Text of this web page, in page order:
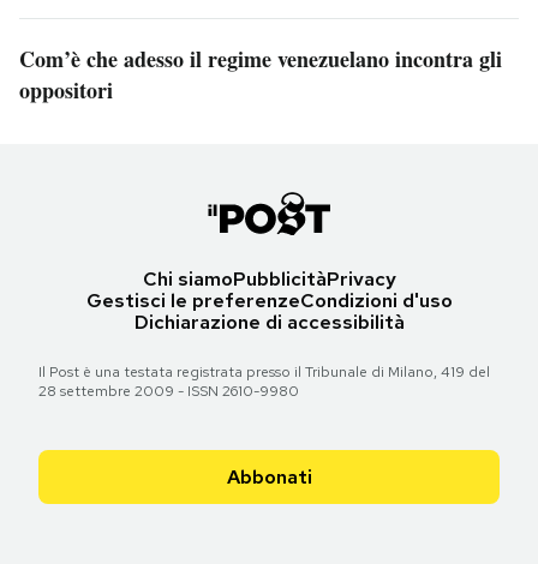
Com’è che adesso il regime venezuelano incontra gli
oppositori
Chi siamoPubblicitàPrivacy
Gestisci le preferenzeCondizioni d'uso
Dichiarazione di accessibilità
Il Post è una testata registrata presso il Tribunale di Milano, 419 del
28 settembre 2009 - ISSN 2610-9980
Abbonati